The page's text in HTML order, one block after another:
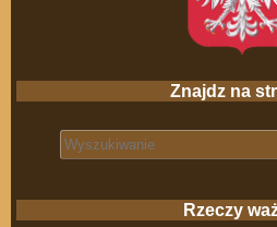
Znajdz na
Search for:
Rzeczy